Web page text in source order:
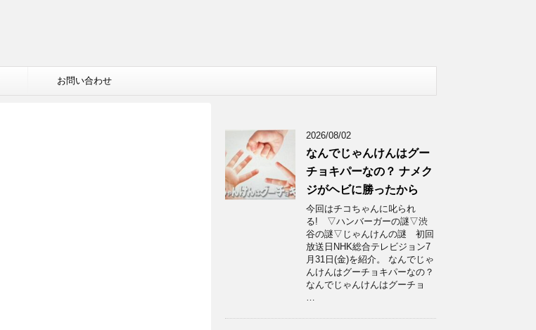
お問い合わせ
2026/08/02
なんでじゃんけんはグー
チョキパーなの？ ナメク
ジがヘビに勝ったから
今回はチコちゃんに叱られ
る! ▽ハンバーガーの謎▽渋
谷の謎▽じゃんけんの謎 初回
放送日NHK総合テレビジョン7
月31日(金)を紹介。 なんでじゃ
んけんはグーチョキパーなの？
なんでじゃんけんはグーチョ
…